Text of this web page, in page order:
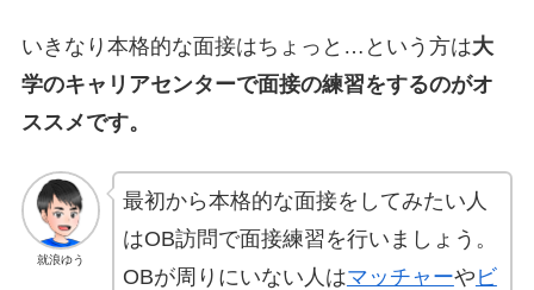
いきなり本格的な面接はちょっと…という方は大
学のキャリアセンターで面接の練習をするのがオ
ススメです。
就浪ゆう
最初から本格的な面接をしてみたい人
はOB訪問で面接練習を行いましょう。
OBが周りにいない人はマッチャーや ビ